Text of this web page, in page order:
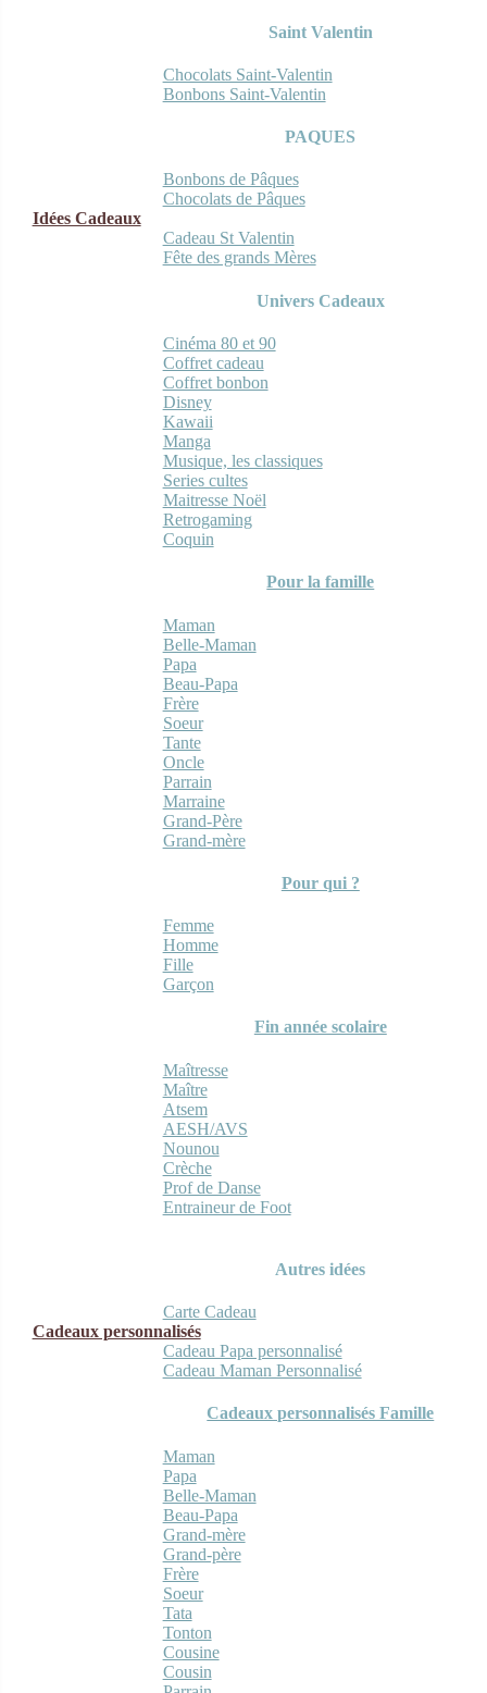
Saint Valentin
Chocolats Saint-Valentin
Bonbons Saint-Valentin
PAQUES
Bonbons de Pâques
Chocolats de Pâques
Idées Cadeaux
Cadeau St Valentin
Fête des grands Mères
Univers Cadeaux
Cinéma 80 et 90
Coffret cadeau
Coffret bonbon
Disney
Kawaii
Manga
Musique, les classiques
Series cultes
Maitresse Noël
Retrogaming
Coquin
Pour la famille
Maman
Belle-Maman
Papa
Beau-Papa
Frère
Soeur
Tante
Oncle
Parrain
Marraine
Grand-Père
Grand-mère
Pour qui ?
Femme
Homme
Fille
Garçon
Fin année scolaire
Maîtresse
Maître
Atsem
AESH/AVS
Nounou
Crèche
Prof de Danse
Entraineur de Foot
Autres idées
Carte Cadeau
Cadeaux personnalisés
Cadeau Papa personnalisé
Cadeau Maman Personnalisé
Cadeaux personnalisés Famille
Maman
Papa
Belle-Maman
Beau-Papa
Grand-mère
Grand-père
Frère
Soeur
Tata
Tonton
Cousine
Cousin